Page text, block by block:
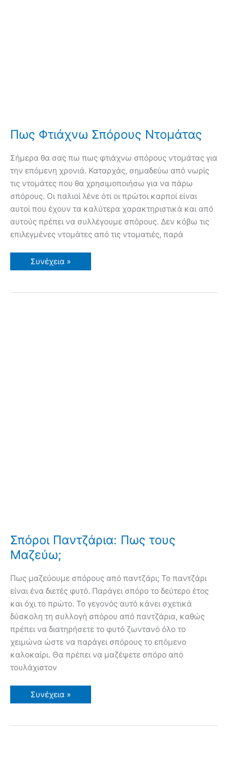
Πως Φτιάχνω Σπόρους Ντομάτας
Σήμερα θα σας πω πως φτιάχνω σπόρους ντομάτας για
την επόμενη χρονιά. Καταρχάς, σημαδεύω από νωρίς
τις ντομάτες που θα χρησιμοποιήσω για να πάρω
σπόρους. Οι παλιοί λένε ότι οι πρώτοι καρποί είναι
αυτοί που έχουν τα καλύτερα χαρακτηριστικά και από
αυτούς πρέπει να συλλέγουμε σπόρους. Δεν κόβω τις
επιλεγμένες ντομάτες από τις ντοματιές, παρά
Πως
Φτιάχνω
Συνέχεια »
Σπόροι Παντζάρια: Πως τους
Μαζεύω;
Πως μαζεύουμε σπόρους από παντζάρι; Το παντζάρι
είναι ένα διετές φυτό. Παράγει σπόρο το δεύτερο έτος
και όχι το πρώτο. Το γεγονός αυτό κάνει σχετικά
δύσκολη τη συλλογή σπόρου από παντζάρια, καθώς
πρέπει να διατηρήσετε το φυτό ζωντανό όλο το
χειμώνα ώστε να παράγει σπόρους το επόμενο
καλοκαίρι. Θα πρέπει να μαζέψετε σπόρο από
τουλάχιστον
Σπόροι
Παντζάρια:
Μαζεύω;
Συνέχεια »